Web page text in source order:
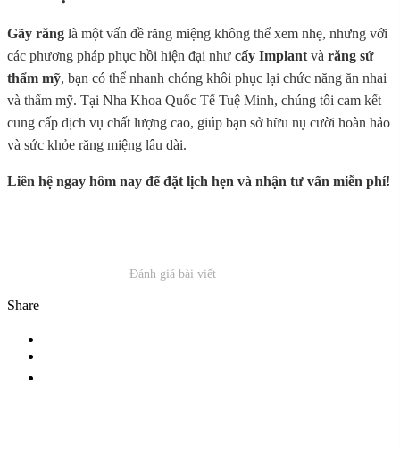
Gãy răng là một vấn đề răng miệng không thể xem nhẹ, nhưng với
các phương pháp phục hồi hiện đại như cấy Implant và răng sứ
thẩm mỹ, bạn có thể nhanh chóng khôi phục lại chức năng ăn nhai
và thẩm mỹ. Tại Nha Khoa Quốc Tế Tuệ Minh, chúng tôi cam kết
cung cấp dịch vụ chất lượng cao, giúp bạn sở hữu nụ cười hoàn hảo
và sức khỏe răng miệng lâu dài.
Liên hệ ngay hôm nay để đặt lịch hẹn và nhận tư vấn miễn phí!
Đánh giá bài viết
Share